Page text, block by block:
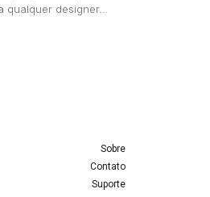
qualquer designer…
Sobre
Contato
Suporte